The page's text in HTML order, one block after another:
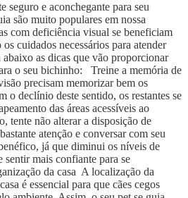
seguro e aconchegante para seu
são muito populares em nossa
com deficiência visual se beneficiam
cuidados necessários para atender
as dicas que vão proporcionar
o seu bichinho: Treine a memória de
precisam memorizar bem os
o declínio deste sentido, os restantes se
das áreas acessíveis ao
tente não alterar a disposição de
atenção e conversar com seu
já que diminui os níveis de
sentir mais confiante para se
da casa A localização da
é essencial para que cães cegos